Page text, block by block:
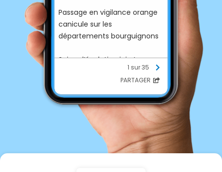
Passage en vigilance orange
canicule sur les
départements bourguignons
Suivez l’évolution ici et prenez
soin de vous et de vos
https://vigilance.meteofranc
e.fr/fr/yonne/demain
1 sur 35
PARTAGER